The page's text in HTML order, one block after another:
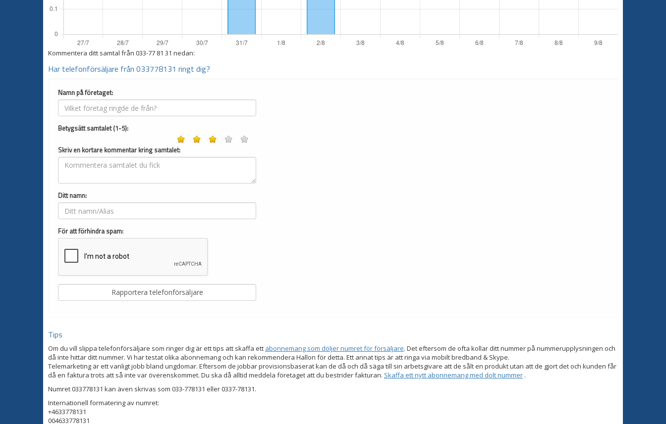
Kommentera ditt samtal från 033-77 81 31 nedan:
Har telefonförsäljare från 033778131 ringt dig?
Namn på företaget:
Betygsätt samtalet (1-5):
Skriv en kortare kommentar kring samtalet:
Ditt namn:
För att förhindra spam:
Tips
Om du vill slippa telefonförsäljare som ringer dig är ett tips att skaffa ett abonnemang som döljer numret för försäljare. Det eftersom de ofta kollar ditt nummer på nummerupplysningen och
då inte hittar ditt nummer. Vi har testat olika abonnemang och kan rekommendera Hallon för detta. Ett annat tips är att ringa via mobilt bredband & Skype.
Telemarketing är ett vanligt jobb bland ungdomar. Eftersom de jobbar provisionsbaserat kan de då och då säga till sin arbetsgivare att de sålt en produkt utan att de gjort det och kunden får
då en faktura trots att så inte var överenskommet. Du ska då alltid meddela företaget att du bestrider fakturan. Skaffa ett nytt abonnemang med dolt nummer .
Numret 033778131 kan även skrivas som 033-778131 eller 0337-78131.
Internationell formatering av numret:
+4633778131
004633778131